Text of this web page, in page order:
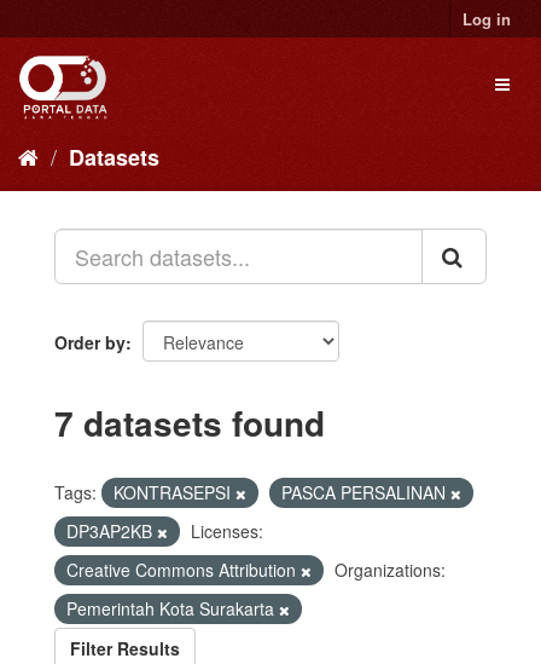
to
content
Log in
Datasets
Order by
7 datasets found
Tags: KONTRASEPSI
PASCA PERSALINAN
DP3AP2KB
Licenses:
Creative Commons Attribution
Organizations:
Pemerintah Kota Surakarta
Filter Results